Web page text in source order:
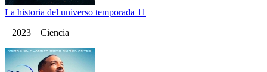
La historia del universo temporada 11
2023 Ciencia